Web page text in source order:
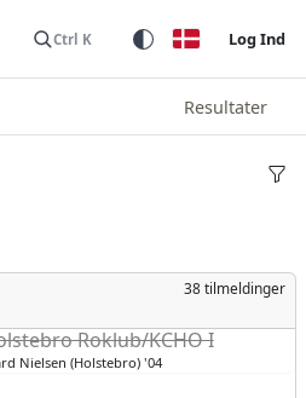
Ctrl K Log Ind
Resultater
38 tilmeldinger
Roklub/KCHO I
Nielsen (Holstebro) '04